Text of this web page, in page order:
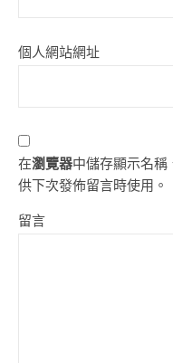
個人網站網址
在瀏覽器中儲存顯示名
供下次發佈留言時使用。
留言